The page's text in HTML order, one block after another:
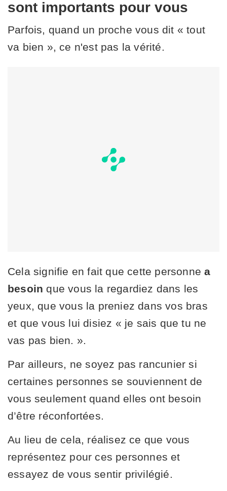
sont importants pour vous
Parfois, quand un proche vous dit « tout
va bien », ce n'est pas la vérité.
Cela signifie en fait que cette personnea
besoin que vous la regardiez dans les
yeux, que vous la preniez dans vos bras
et que vous lui disiez « je sais que tu ne
vas pas bien. ».
Par ailleurs, ne soyez pas rancunier si
certaines personnes se souviennent de
vous seulement quand elles ont besoin
d’être réconfortées.
Au lieu de cela, réalisez ce que vous
représentez pour ces personnes et
essayez de vous sentir privilégié.